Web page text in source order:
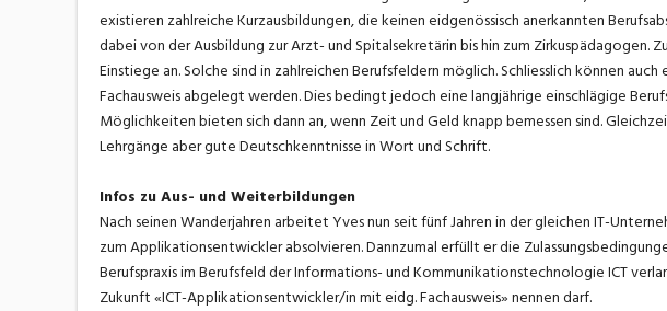
existieren zahlreiche Kurzausbildungen, die keinen eidgenössisch anerkannten
dabei von der Ausbildung zur Arzt- und Spitalsekretärin bis hin zum Zirkuspädagogen.
Einstiege an. Solche sind in zahlreichen Berufsfeldern möglich. Schliesslich können
Fachausweis abgelegt werden. Dies bedingt jedoch eine langjährige einschlägige
Möglichkeiten bieten sich dann an, wenn Zeit und Geld knapp bemessen sind.
Lehrgänge aber gute Deutschkenntnisse in Wort und Schrift.
Infos zu Aus- und Weiterbildungen
Nach seinen Wanderjahren arbeitet Yves nun seit fünf Jahren in der gleichen IT-
zum Applikationsentwickler absolvieren. Dannzumal erfüllt er die
Berufspraxis im Berufsfeld der Informations- und Kommunikationstechnologie ICT
Zukunft «ICT-Applikationsentwickler/in mit eidg. Fachausweis» nennen darf.